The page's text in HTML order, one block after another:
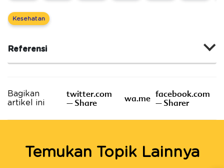
Kesehatan
Referensi
Bagikan
artikel ini
twitter.com
– Share
wa.me facebook.com
– Sharer
Temukan Topik Lainnya